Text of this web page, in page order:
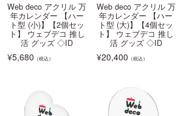
Web deco アクリル 万
年カレンダー 【ハー
ト型 (小)】【2個セッ
ト】 ウェブデコ 推し
活 グッズ ◇ID
¥5,680 （税込）
Web deco アクリル 万
年カレンダー 【ハー
ト型 (大)】【4個セッ
ト】 ウェブデコ 推し
活 グッズ ◇ID
¥20,400 （税込）